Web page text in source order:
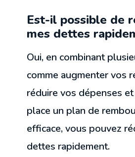
Est-il possible de
mes dettes
Oui, en combinant
comme augmenter vos
réduire vos dépenses
place un plan de
efficace, vous pouvez
dettes rapidement.